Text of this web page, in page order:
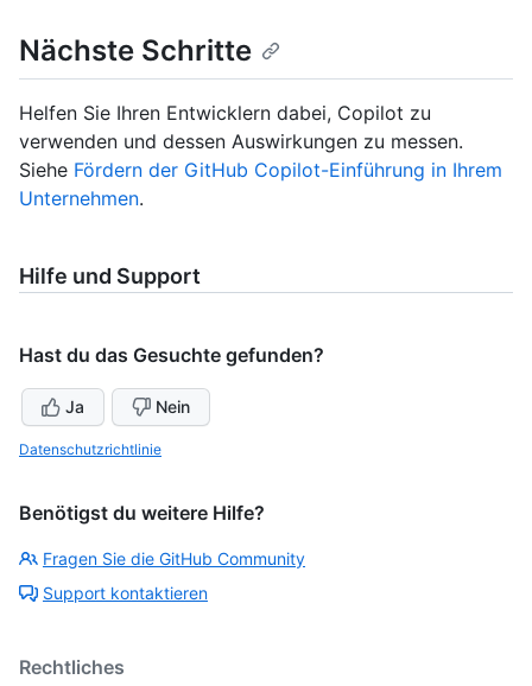
Nächste Schritte
Helfen Sie Ihren Entwicklern dabei, Copilot zu
verwenden und dessen Auswirkungen zu messen.
Siehe Fördern der GitHub Copilot-Einführung in Ihrem
Unternehmen.
Hilfe und Support
Hast du das Gesuchte gefunden?
Ja Nein
Datenschutzrichtlinie
Benötigst du weitere Hilfe?
Fragen Sie die GitHub Community
Support kontaktieren
Rechtliches